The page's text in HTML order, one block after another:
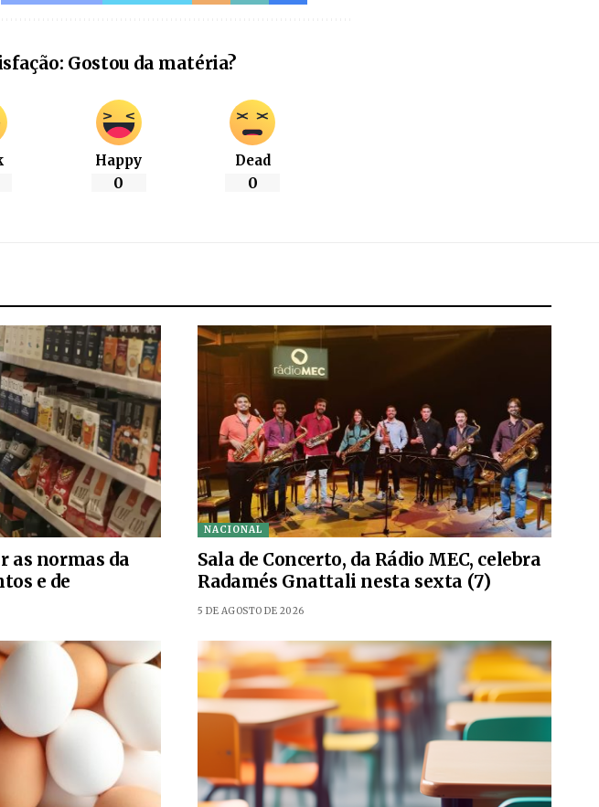
Gostou da matéria?
Happy
0
Dead
0
as normas da
e de
NACIONAL
Sala de Concerto, da Rádio MEC, celebra
Radamés Gnattali nesta sexta (7)
5 DE AGOSTO DE 2026